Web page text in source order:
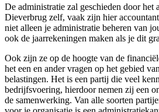
De administratie zal geschieden door het
Dieverbrug zelf, vaak zijn hier
niet alleen je administratie beheren van
ook de jaarrekeningen maken als je dit
Ook zijn ze op de hoogte van de
het een en ander vragen op het gebied
belastingen. Het is een partij die veel
bedrijfsvoering, hierdoor nemen zij een
de samenwerking. Van alle soorten